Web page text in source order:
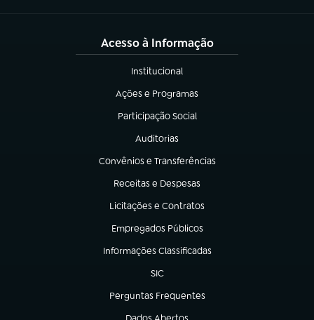
Acesso à Informação
Institucional
(abre em nova aba)
Ações e Programas
(abre em nova aba)
Participação Social
(abre em nova aba)
Auditorias
(abre em nova aba)
Convênios e Transferências
(abre em nova aba)
Receitas e Despesas
(abre em nova aba)
Licitações e Contratos
(abre em nova aba)
Empregados Públicos
(abre em nova aba)
Informações Classificadas
(abre em nova aba)
SIC
(abre em nova aba)
Perguntas Frequentes
(abre em nova aba)